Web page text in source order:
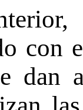
con
dan